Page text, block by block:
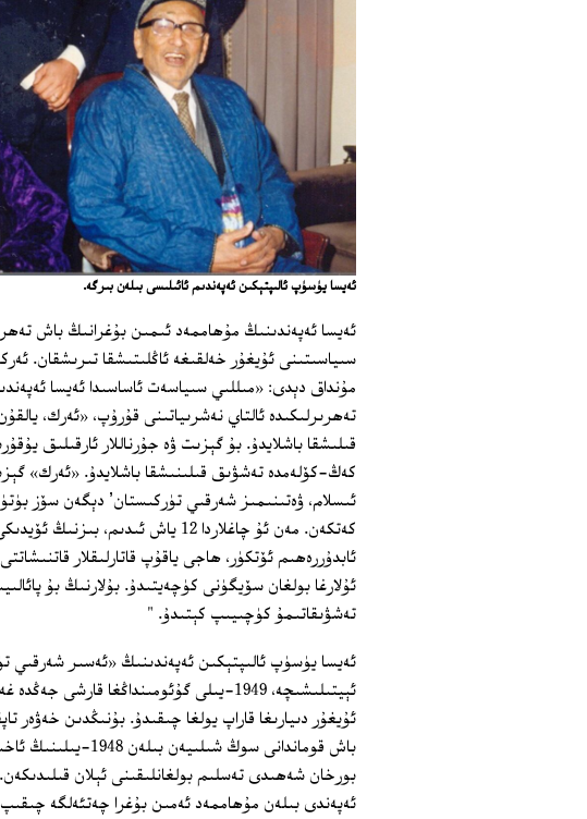
ئەيسا يۈسۈپ ئالىپتېكىن ئەپەندىم ئائىلىسى بىلەن بىرگە.
ئەيسا ئەپەندىنىڭ مۇھاممەد ئىمىن بۇغرانىڭ باش
سىياسىتىنى ئۇيغۇر خەلقىغە ئاڭلىتىشقا تىرىشقان.
مۇنداق دېدى: «مىللىي سىياسەت ئاساسىدا ئەيسا
تەھرىرلىكىدە ئالتاي نەشرىياتىنى قۇرۇپ، «ئەرك،
قىلىشقا باشلايدۇ. بۇ گېزىت ۋە جۇرناللار ئارقىلىق
كەڭ-كۆلەمدە تەشۋىق قىلىنىشقا باشلايدۇ. «ئەرك»
ئىسلام، ۋەتىنىمىز شەرقىي تۈركىستان’ دېگەن سۆز
كەتكەن. مەن ئۇ چاغلاردا 12 ياش
ئابدۇررەھىم ئۆتكۈر، ھاجى ياقۇپ قاتارلىقلار
ئۇلارغا بولغان سۆيگۈنى كۈچەيتىدۇ. بۇلارنىڭ بۇ
تەشۋىقاتىمۇ كۈچىيىپ كېتىدۇ. "
ئەيسا يۈسۈپ ئالىپتېكىن ئەپەندىنىڭ «ئەسىر
ئېيتىلىشىچە، 1949-يىلى گۇئومىنداڭغا
ئۇيغۇر دىيارىغا قاراپ يولغا چىقىدۇ. بۇنىڭدىن خەۋەر
باش قوماندانى سوڭ
بورخان شەھىدى تەسلىم بولغانلىقىنى ئېلان